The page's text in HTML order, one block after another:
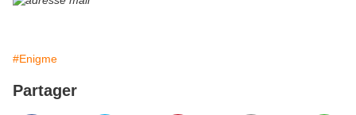
#Enigme
Partager